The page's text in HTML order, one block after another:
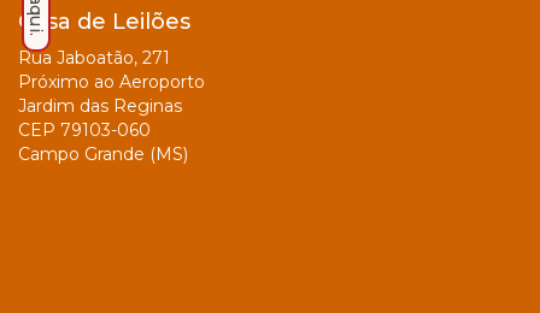
Casa de Leilões
Rua Jaboatão, 271
Próximo ao Aeroporto
Jardim das Reginas
CEP 79103-060
Campo Grande (MS)